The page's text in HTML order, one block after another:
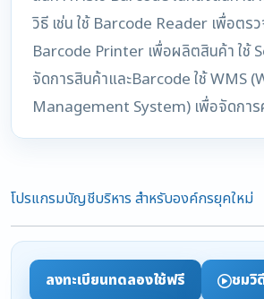
วิธี เช่น ใช้ Barcode Reader เพื่อตร
Barcode Printer เพื่อผลิตสินค้า ใช้
จัดการสินค้าและBarcode ใช้ WMS
Management System) เพื่อจัดกา
โปรแกรมบัญชีบริหาร สำหรับองค์กรยุคใหม่
ลงทะเบียนทดลองใช้ฟรี
ชมวิ